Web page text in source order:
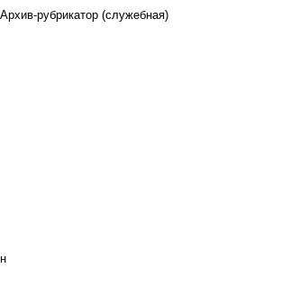
Архив-рубрикатор (служебная)
н